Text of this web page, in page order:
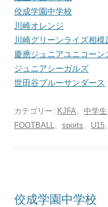
佼成学園中学校
川崎オレンジ
川崎グリーンライズ相模
慶應ジュニアユニコーン
ジュニアシーガルズ
世田谷ブルーサンダース
カテゴリー: KJFA 中学生
FOOTBALL
sports U15
佼成学園中学校